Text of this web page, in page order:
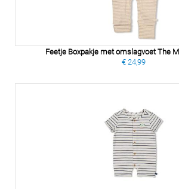
Feetje Boxpakje met omslagvoet The
€ 24,99